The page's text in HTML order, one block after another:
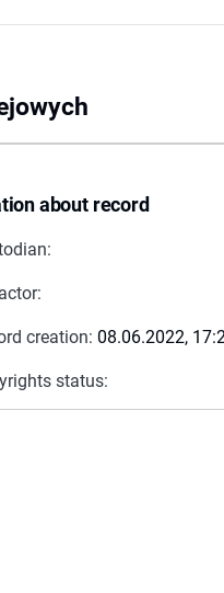
about record
creation: 08.06.2022,
status: